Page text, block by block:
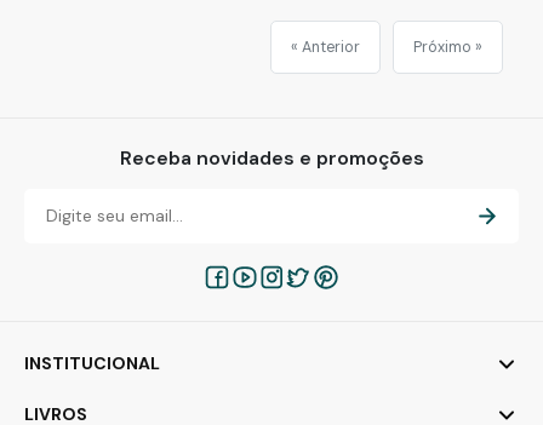
« Anterior Próximo »
Receba novidades e promoções
INSTITUCIONAL
LIVROS